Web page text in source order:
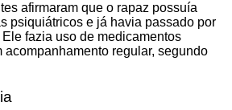
afirmaram que o rapaz possuía
psiquiátricos e já havia passado por
fazia uso de medicamentos
acompanhamento regular, segundo